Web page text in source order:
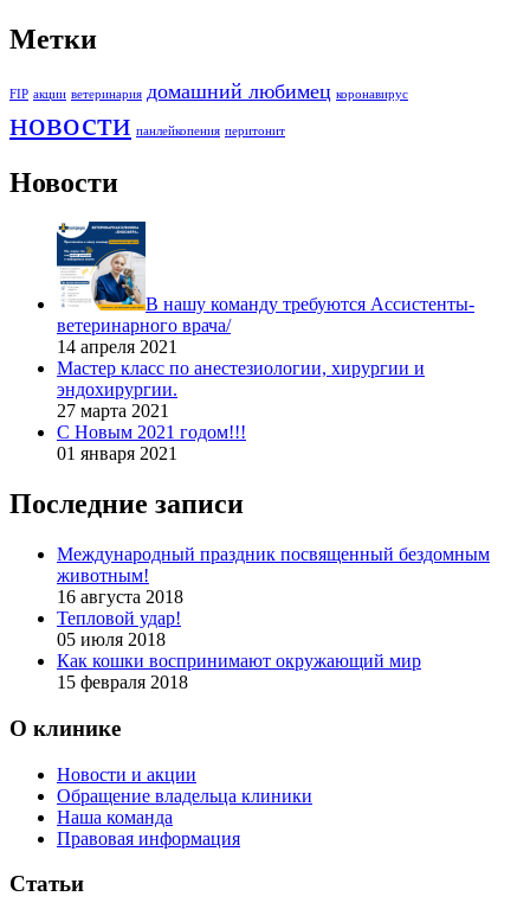
Метки
FIP акции ветеринария домашний любимец коронавирус
новости панлейкопения перитонит
Новости
В нашу команду требуются Ассистенты-
ветеринарного врача/
14 апреля 2021
Мастер класс по анестезиологии, хирургии и
эндохирургии.
27 марта 2021
С Новым 2021 годом!!!
01 января 2021
Последние записи
Международный праздник посвященный бездомным
животным!
16 августа 2018
Тепловой удар!
05 июля 2018
Как кошки воспринимают окружающий мир
15 февраля 2018
О клинике
Новости и акции
Обращение владельца клиники
Наша команда
Правовая информация
Статьи